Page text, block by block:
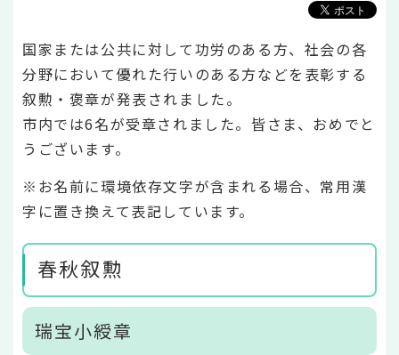
国家または公共に対して功労のある方、社会の各
分野において優れた行いのある方などを表彰する
叙勲・褒章が発表されました。
市内では6名が受章されました。皆さま、おめでと
うございます。
※お名前に環境依存文字が含まれる場合、常用漢
字に置き換えて表記しています。
春秋叙勲
瑞宝小綬章